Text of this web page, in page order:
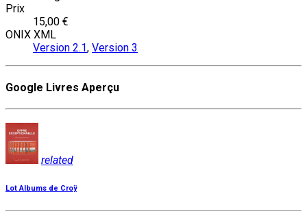
Prix
15,00 €
ONIX XML
Version 2.1, Version 3
Google Livres Aperçu
related
Lot Albums de Croÿ